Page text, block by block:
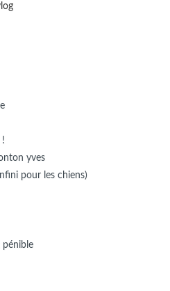
!
yves
pour les chiens)